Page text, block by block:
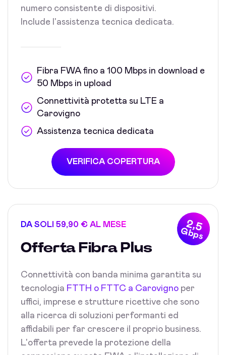
numero consistente di dispositivi.
Include l'assistenza tecnica dedicata.
Fibra FWA fino a 100 Mbps in download e
50 Mbps in upload
Connettività protetta su LTE a
Carovigno
Assistenza tecnica dedicata
VERIFICA COPERTURA
2,5
Gbps
DA SOLI 59,90 € AL MESE
Offerta Fibra Plus
Connettività con banda minima garantita su
tecnologia FTTH o FTTC a Carovigno per
uffici, imprese e strutture ricettive che sono
alla ricerca di soluzioni performanti ed
affidabili per far crescere il proprio business.
L'offerta prevede la protezione della